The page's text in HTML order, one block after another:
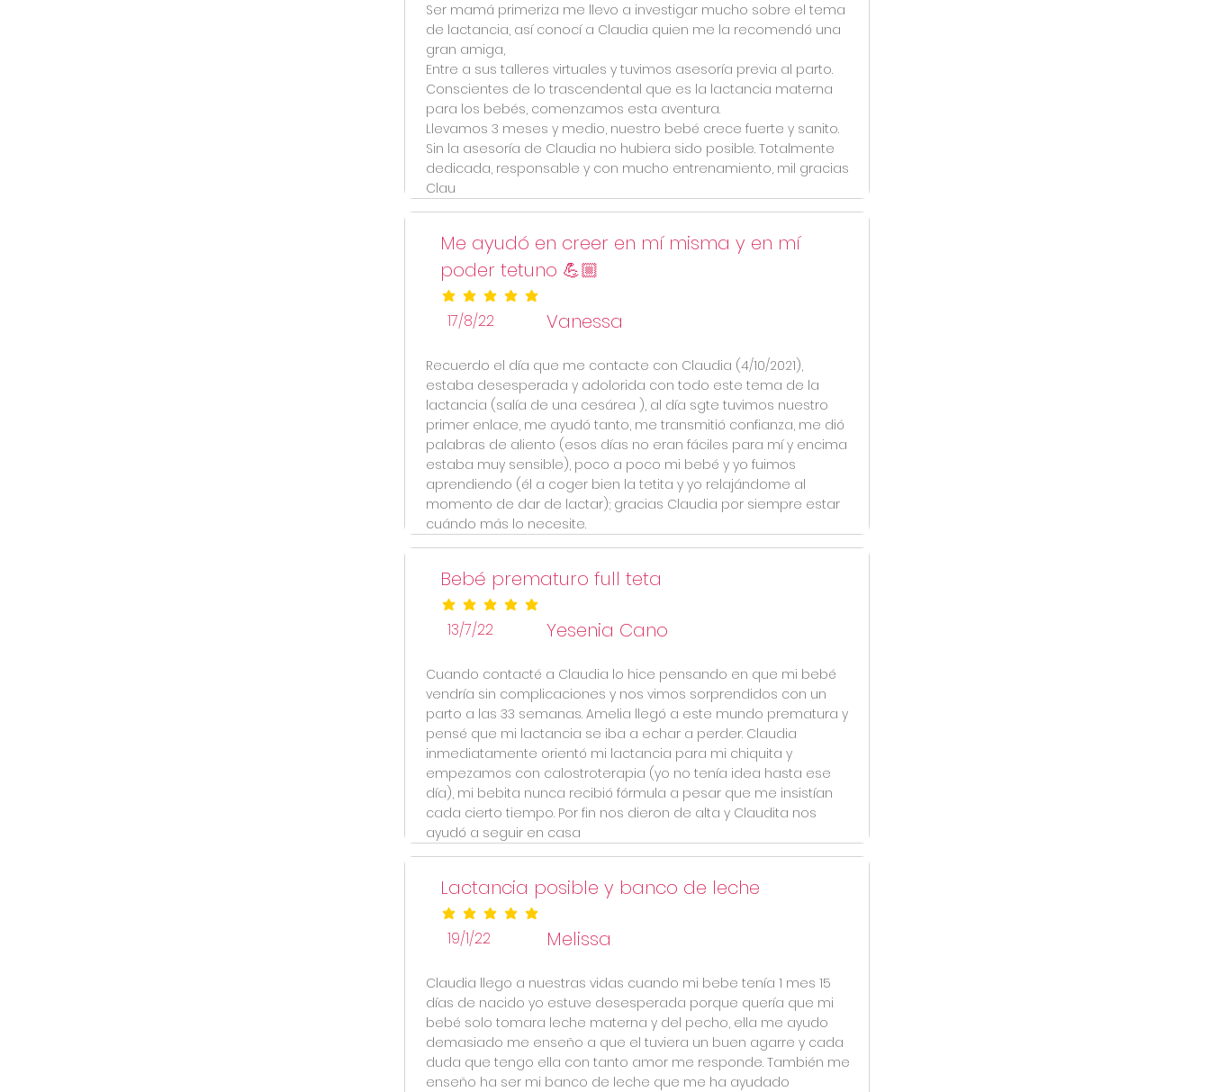
Ser mamá primeriza me llevo a investigar mucho sobre el tema
de lactancia, así conocí a Claudia quien me la recomendó una
gran amiga,
Entre a sus talleres virtuales y tuvimos asesoría previa al parto.
Conscientes de lo trascendental que es la lactancia materna
para los bebés, comenzamos esta aventura.
Llevamos 3 meses y medio, nuestro bebé crece fuerte y sanito.
Sin la asesoría de Claudia no hubiera sido posible. Totalmente
dedicada, responsable y con mucho entrenamiento, mil gracias
Clau
Me ayudó en creer en mí misma y en mí
poder tetuno 💪🏼
la calificación promedio es 5 de 5
17/8/22 Vanessa
Recuerdo el día que me contacte con Claudia (4/10/2021),
estaba desesperada y adolorida con todo este tema de la
lactancia (salía de una cesárea ), al día sgte tuvimos nuestro
primer enlace, me ayudó tanto, me transmitió confianza, me dió
palabras de aliento (esos días no eran fáciles para mí y encima
estaba muy sensible), poco a poco mi bebé y yo fuimos
aprendiendo (él a coger bien la tetita y yo relajándome al
momento de dar de lactar); gracias Claudia por siempre estar
cuándo más lo necesite.
Bebé prematuro full teta
la calificación promedio es 5 de 5
13/7/22 Yesenia Cano
Cuando contacté a Claudia lo hice pensando en que mi bebé
vendría sin complicaciones y nos vimos sorprendidos con un
parto a las 33 semanas. Amelia llegó a este mundo prematura y
pensé que mi lactancia se iba a echar a perder. Claudia
inmediatamente orientó mi lactancia para mi chiquita y
empezamos con calostroterapia (yo no tenía idea hasta ese
día), mi bebita nunca recibió fórmula a pesar que me insistían
cada cierto tiempo. Por fin nos dieron de alta y Claudita nos
ayudó a seguir en casa
Lactancia posible y banco de leche
la calificación promedio es 5 de 5
19/1/22 Melissa
Claudia llego a nuestras vidas cuando mi bebe tenía 1 mes 15
días de nacido yo estuve desesperada porque quería que mi
bebé solo tomara leche materna y del pecho, ella me ayudo
demasiado me enseño a que el tuviera un buen agarre y cada
duda que tengo ella con tanto amor me responde. También me
enseño ha ser mi banco de leche que me ha ayudado